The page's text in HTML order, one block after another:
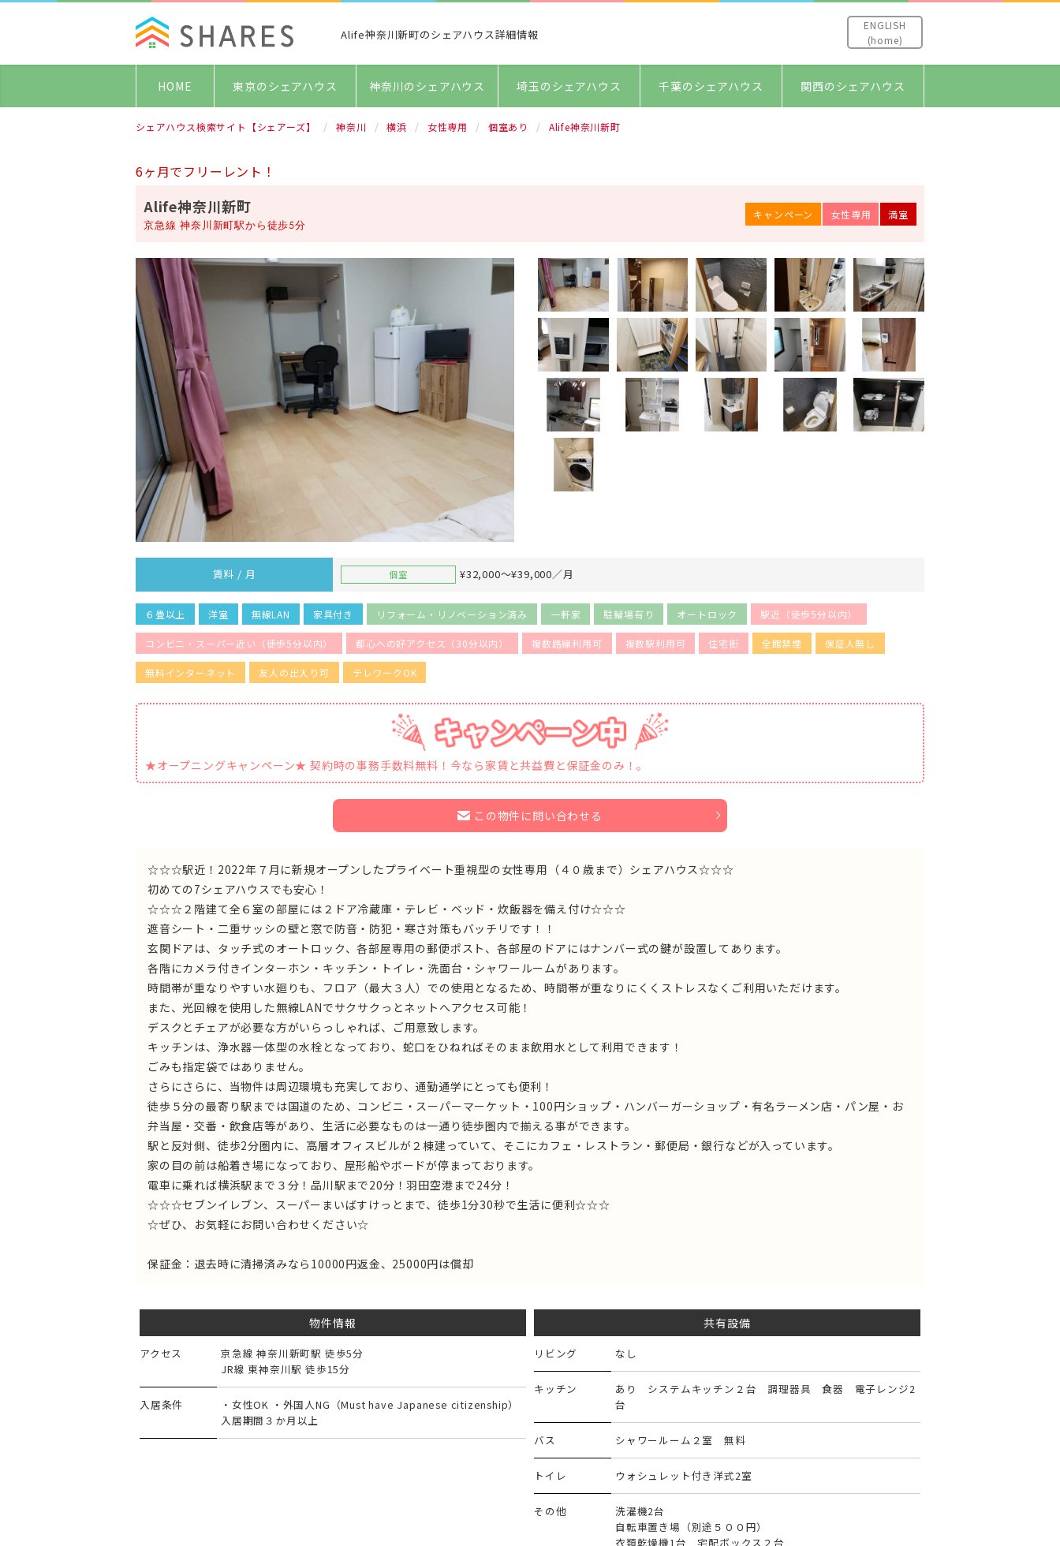
Alife神奈川新町のシェアハウス詳細情報
ENGLISH
(home)
HOME 東京のシェアハウス 神奈川のシェアハウス 埼玉のシェアハウス 千葉のシェアハウス 関西のシェアハウス
シェアハウス検索サイト【シェアーズ】 神奈川 横浜 女性専用 個室あり Alife神奈川新町
6ヶ月でフリーレント！
Alife神奈川新町
京急線 神奈川新町駅から徒歩5分
キャンペーン 女性専用 満室
賃料 / 月 個室 ¥32,000～¥39,000／月
６畳以上 洋室 無線LAN 家具付き リフォーム・リノベーション済み 一軒家 駐輪場有り オートロック 駅近（徒歩5分以内）
コンビニ・スーパー近い（徒歩5分以内） 都心への好アクセス（30分以内） 複数路線利用可 複数駅利用可 住宅街 全館禁煙 保証人無し
無料インターネット 友人の出入り可 テレワークOK
★オープニングキャンペーン★ 契約時の事務手数料無料！今なら家賃と共益費と保証金のみ！。
この物件に問い合わせる
☆☆☆駅近！2022年７月に新規オープンしたプライベート重視型の女性専用（４０歳まで）シェアハウス☆☆☆
初めての7シェアハウスでも安心！
☆☆☆２階建て全６室の部屋には２ドア冷蔵庫・テレビ・ベッド・炊飯器を備え付け☆☆☆
遮音シート・二重サッシの壁と窓で防音・防犯・寒さ対策もバッチリです！！
玄関ドアは、タッチ式のオートロック、各部屋専用の郵便ポスト、各部屋のドアにはナンバー式の鍵が設置してあります。
各階にカメラ付きインターホン・キッチン・トイレ・洗面台・シャワールームがあります。
時間帯が重なりやすい水廻りも、フロア（最大３人）での使用となるため、時間帯が重なりにくくストレスなくご利用いただけます。
また、光回線を使用した無線LANでサクサクっとネットへアクセス可能！
デスクとチェアが必要な方がいらっしゃれば、ご用意致します。
キッチンは、浄水器一体型の水栓となっており、蛇口をひねればそのまま飲用水として利用できます！
ごみも指定袋ではありません。
さらにさらに、当物件は周辺環境も充実しており、通勤通学にとっても便利！
徒歩５分の最寄り駅までは国道のため、コンビニ・スーパーマーケット・100円ショップ・ハンバーガーショップ・有名ラーメン店・パン屋・お
弁当屋・交番・飲食店等があり、生活に必要なものは一通り徒歩圏内で揃える事ができます。
駅と反対側、徒歩2分圏内に、高層オフィスビルが２棟建っていて、そこにカフェ・レストラン・郵便局・銀行などが入っています。
家の目の前は船着き場になっており、屋形船やボードが停まっております。
電車に乗れば横浜駅まで３分！品川駅まで20分！羽田空港まで24分！
☆☆☆セブンイレブン、スーパーまいばすけっとまで、徒歩1分30秒で生活に便利☆☆☆
☆ぜひ、お気軽にお問い合わせください☆
保証金：退去時に清掃済みなら10000円返金、25000円は償却
物件情報
アクセス
京急線 神奈川新町駅 徒歩5分
JR線 東神奈川駅 徒歩15分
入居条件
・女性OK ・外国人NG（Must have Japanese citizenship）
入居期間３か月以上
共有設備
リビング なし
キッチン
あり システムキッチン２台 調理器具 食器 電子レンジ2
台
バス シャワールーム２室 無料
トイレ ウォシュレット付き洋式2室
その他
洗濯機2台
自転車置き場（別途５００円）
衣類乾燥機1台 宅配ボックス２台